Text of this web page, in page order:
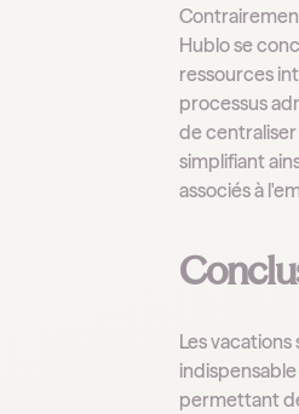
Hublo se
ressources
processus
de
simplifiant
associés à
Les
permettant